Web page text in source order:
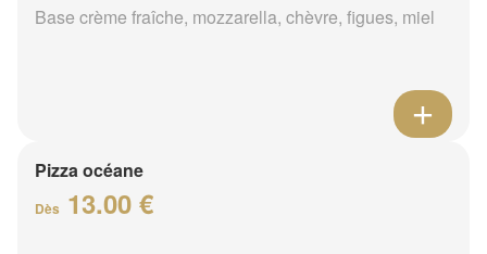
Base crème fraîche, mozzarella, chèvre, figues, miel
Pizza océane
Dès 13.00 €